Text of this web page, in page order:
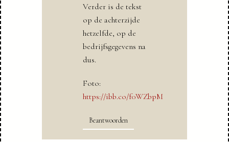
Verder is de tekst
op de achterzijde
hetzelfde, op de
bedrijfsgegevens na
dus.
Foto:
https://ibb.co/f0WZbpM
Beantwoorden